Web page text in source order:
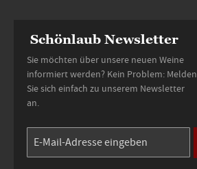
Schönlaub Newsletter
Sie möchten über unsere neuen Weine
informiert werden? Kein Problem: Melden
Sie sich einfach zu unserem Newsletter
an.